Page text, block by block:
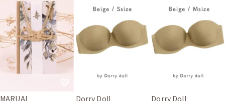
MARUAI Dorry Doll Dorry Doll